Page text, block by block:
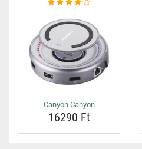
Canyon Canyon
16290 Ft